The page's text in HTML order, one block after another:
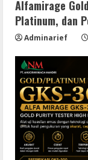
Alfamirage
Platinum, dan
Adminarief